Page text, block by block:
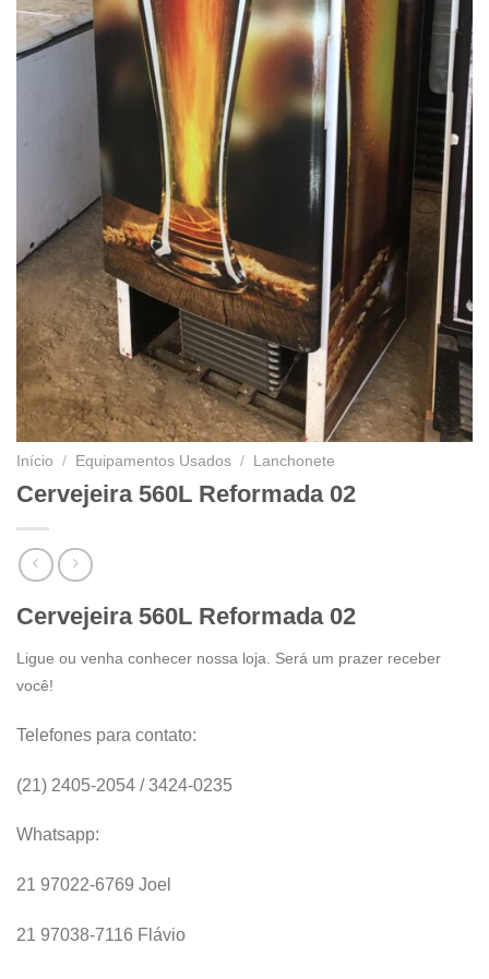
Início / Equipamentos Usados / Lanchonete
Cervejeira 560L Reformada 02
Cervejeira 560L Reformada 02
Ligue ou venha conhecer nossa loja. Será um prazer receber
você!
Telefones para contato:
(21) 2405-2054 / 3424-0235
Whatsapp:
21 97022-6769 Joel
21 97038-7116 Flávio